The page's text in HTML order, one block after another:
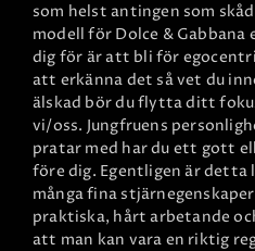
som helst antingen som
modell för Dolce &
dig för är att bli för
att erkänna det så vet du
älskad bör du flytta ditt
vi/oss. Jungfruens
pratar med har du ett gott
före dig. Egentligen är
många fina
praktiska, hårt arbetande
att man kan vara en riktig